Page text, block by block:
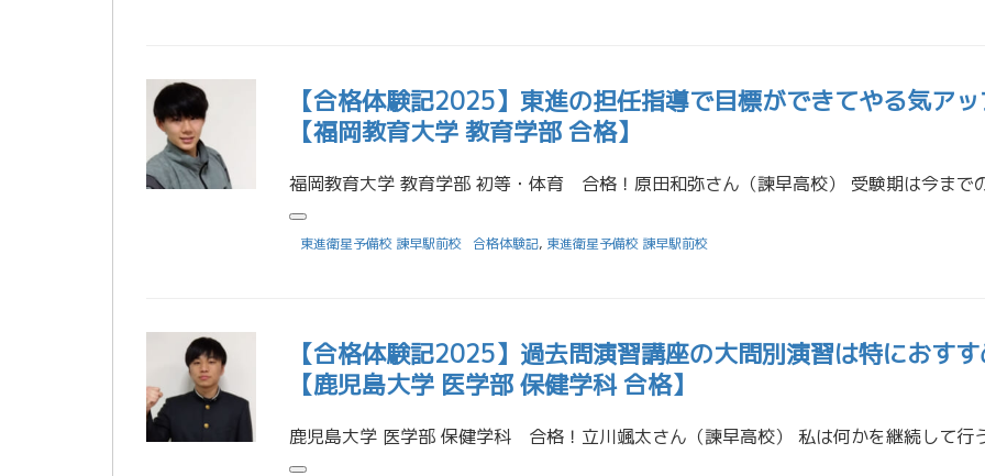
【合格体験記2025】東進の担任指導で目標ができてやる気ア
【福岡教育大学 教育学部 合格】
東進衛星予備校 諫早駅前校 合格体験記, 東進衛星予備校 諫早駅前校
【合格体験記2025】過去問演習講座の大問別演習は特におすす
【鹿児島大学 医学部 保健学科 合格】